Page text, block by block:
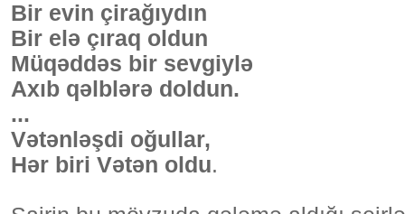
Bir evin çirağıydın
Bir elə çıraq oldun
Müqəddəs bir sevgiylə
Axıb qəlblərə doldun.
...
Vətənləşdi oğullar,
Hər biri Vətən oldu.